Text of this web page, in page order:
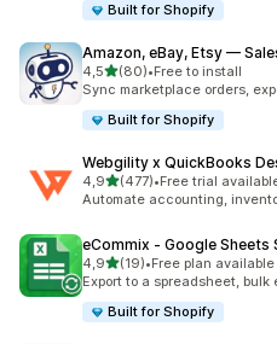
Built for Shopify
Amazon, eBay, Etsy —
4,5na 5 gwiazdek
(80)
Łączna liczba recenzji: 80
•Free to install
Sync marketplace orders,
Built for Shopify
Webgility x QuickBooks
4,9na 5 gwiazdek
(477)
Łączna liczba recenzji: 477
•Free trial
Automate accounting,
eCommix ‑ Google Sheets
4,9na 5 gwiazdek
(19)
Łączna liczba recenzji: 19
•Free plan available
Export to a spreadsheet,
Built for Shopify